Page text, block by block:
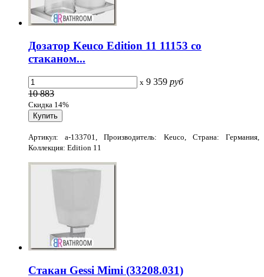
Дозатор Keuco Edition 11 11153 со
стаканом...
x 9 359 руб
10 883
Скидка 14%
Артикул: a-133701, Производитель: Keuco, Страна: Германия,
Коллекция: Edition 11
Стакан Gessi Mimi (33208.031)